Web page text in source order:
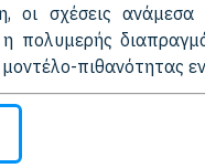
οι σχέσεις
πολυμερής
πιθανότητας